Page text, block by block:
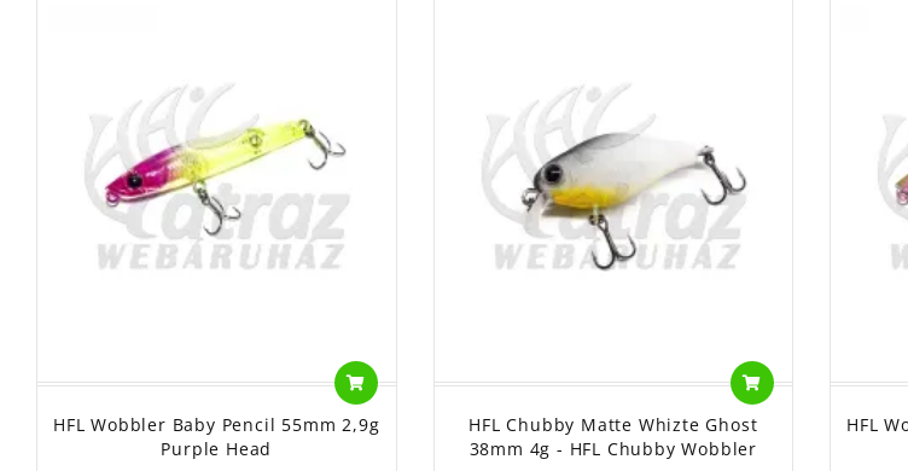
HFL Wobbler Baby Pencil 55mm 2,9g
Purple Head
HFL Chubby Matte Whizte Ghost
38mm 4g - HFL Chubby Wobbler
HFL